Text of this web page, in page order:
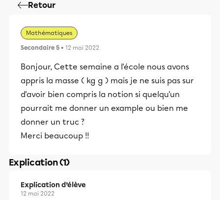
Retour
Mathématiques
Secondaire 5 • 12 mai 2022
Bonjour, Cette semaine a l'école nous avons
appris la masse ( kg g ) mais je ne suis pas sur
d'avoir bien compris la notion si quelqu'un
pourrait me donner un example ou bien me
donner un truc ?
Merci beaucoup !!
Explication (1)
Explication d’élève
12 mai 2022